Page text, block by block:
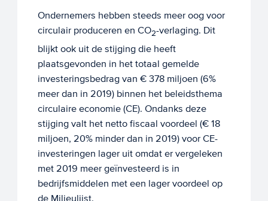
Ondernemers hebben steeds meer oog voor
circulair produceren en CO2-verlaging. Dit
blijkt ook uit de stijging die heeft
plaatsgevonden in het totaal gemelde
investeringsbedrag van € 378 miljoen (6%
meer dan in 2019) binnen het beleidsthema
circulaire economie (CE). Ondanks deze
stijging valt het netto fiscaal voordeel (€ 18
miljoen, 20% minder dan in 2019) voor CE-
investeringen lager uit omdat er vergeleken
met 2019 meer geïnvesteerd is in
bedrijfsmiddelen met een lager voordeel op
de Milieulijst.